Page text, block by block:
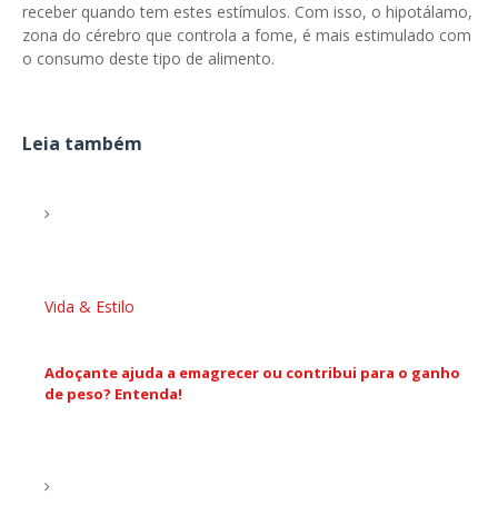
receber quando tem estes estímulos. Com isso, o hipotálamo,
zona do cérebro que controla a fome, é mais estimulado com
o consumo deste tipo de alimento.
Leia também
Vida & Estilo
Adoçante ajuda a emagrecer ou contribui para o ganho
de peso? Entenda!